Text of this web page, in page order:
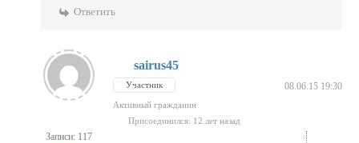
Ответить
Записи: 117
sairus45
Участник 08.06.15 19:30
Активный гражданин
Присоединился: 12 лет назад